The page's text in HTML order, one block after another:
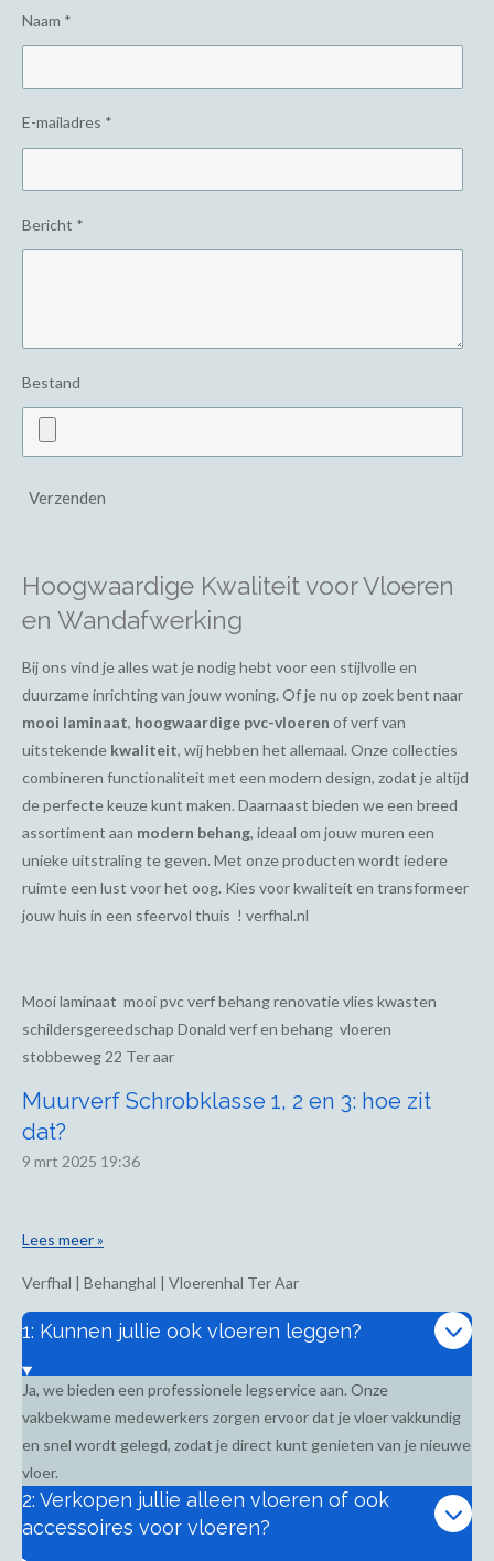
Naam *
E-mailadres *
Bericht *
Bestand
Verzenden
Hoogwaardige Kwaliteit voor Vloeren
en Wandafwerking
Bij ons vind je alles wat je nodig hebt voor een stijlvolle en
duurzame inrichting van jouw woning. Of je nu op zoek bent naar
mooi laminaat, hoogwaardige pvc-vloeren of verf van
uitstekende kwaliteit, wij hebben het allemaal. Onze collecties
combineren functionaliteit met een modern design, zodat je altijd
de perfecte keuze kunt maken. Daarnaast bieden we een breed
assortiment aan modern behang, ideaal om jouw muren een
unieke uitstraling te geven. Met onze producten wordt iedere
ruimte een lust voor het oog. Kies voor kwaliteit en transformeer
jouw huis in een sfeervol thuis ! verfhal.nl
Mooi laminaat mooi pvc verf behang renovatie vlies kwasten
schildersgereedschap Donald verf en behang vloeren
stobbeweg 22 Ter aar
Muurverf Schrobklasse 1, 2 en 3: hoe zit
dat?
9 mrt 2025 19:36
Lees meer »
Verfhal | Behanghal | Vloerenhal Ter Aar
1: Kunnen jullie ook vloeren leggen?
Ja, we bieden een professionele legservice aan. Onze
vakbekwame medewerkers zorgen ervoor dat je vloer vakkundig
en snel wordt gelegd, zodat je direct kunt genieten van je nieuwe
vloer.
2: Verkopen jullie alleen vloeren of ook
accessoires voor vloeren?